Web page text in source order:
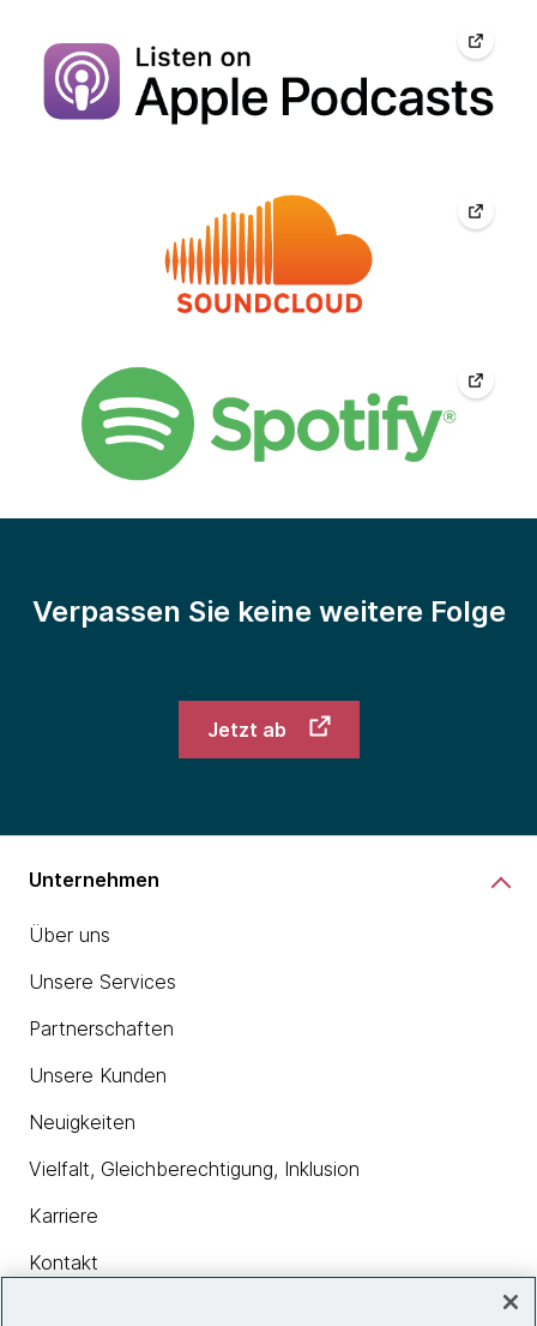
Verpassen Sie keine weitere Folge
Jetzt ab
Unternehmen
Über uns
Unsere Services
Partnerschaften
Unsere Kunden
Neuigkeiten
Vielfalt, Gleichberechtigung, Inklusion
Karriere
Kontakt